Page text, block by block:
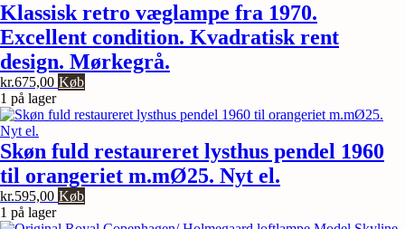
Klassisk retro væglampe fra 1970.
Excellent condition. Kvadratisk rent
design. Mørkegrå.
kr.675,00 Køb
1 på lager
Skøn fuld restaureret lysthus pendel 1960
til orangeriet m.mØ25. Nyt el.
kr.595,00 Køb
1 på lager